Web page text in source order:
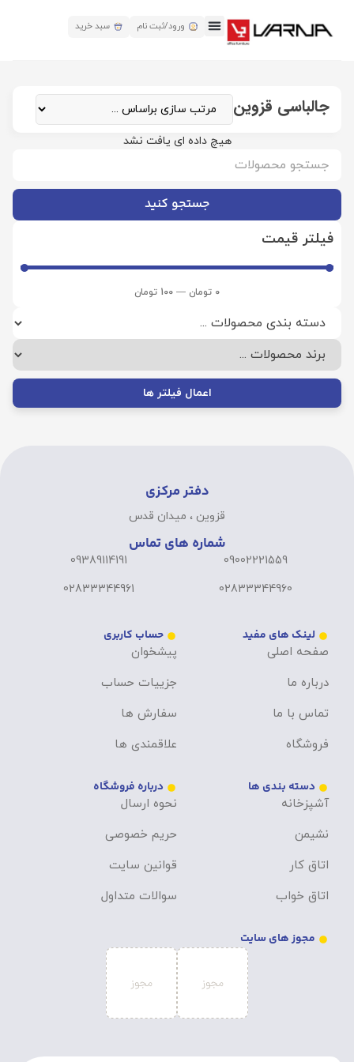
ورود/ثبت نام سبد خرید
جستجو کنید
فیلتر قیمت
0 تومان —
100 تومان
اعمال فیلتر ها
جالباسی قزوین
هیچ داده ای یافت نشد
دفتر مرکزی
قزوین ، میدان قدس
شماره های تماس
09002221559
02833344960
09389114191
02833344961
لینک های مفید
صفحه اصلی
درباره ما
تماس با ما
فروشگاه
حساب کاربری
پیشخوان
جزییات حساب
سفارش ها
علاقمندی ها
دسته بندی ها
آشپزخانه
نشیمن
اتاق کار
اتاق خواب
درباره فروشگاه
نحوه ارسال
حریم خصوصی
قوانین سایت
سوالات متداول
مجوز های سایت